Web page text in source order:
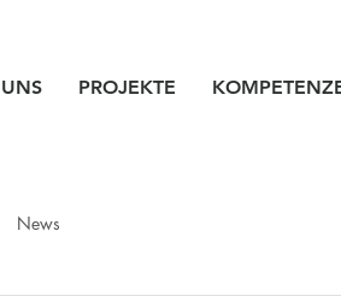
PROJEKTE
News